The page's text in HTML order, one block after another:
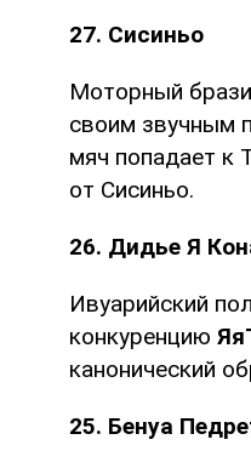
27. Сисиньо
Моторный
своим звучным
мяч попадает к
от Сисиньо.
26. Дидье Я
Ивуарийский
конкуренцию Яя
канонический
25. Бенуа